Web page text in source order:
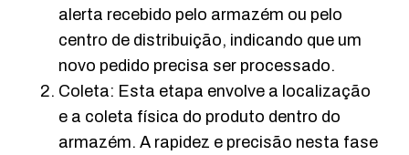
alerta recebido pelo armazém ou pelo
centro de distribuição, indicando que um
novo pedido precisa ser processado.
Coleta: Esta etapa envolve a localização
e a coleta física do produto dentro do
armazém. A rapidez e precisão nesta fase